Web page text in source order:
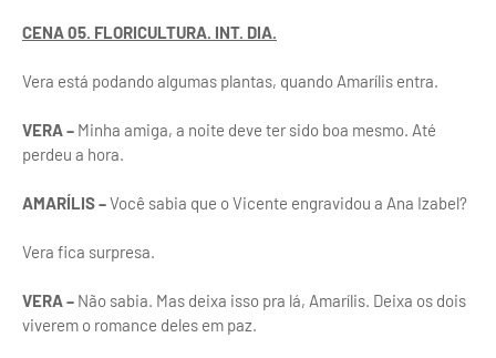
CENA 05. FLORICULTURA. INT. DIA.
Vera está podando algumas plantas, quando Amarílis entra.
VERA – Minha amiga, a noite deve ter sido boa mesmo. Até
perdeu a hora.
AMARÍLIS –Você sabia que o Vicente engravidou a Ana Izabel?
Vera fica surpresa.
VERA – Não sabia. Mas deixa isso pra lá, Amarílis. Deixa os dois
viverem o romance deles em paz.